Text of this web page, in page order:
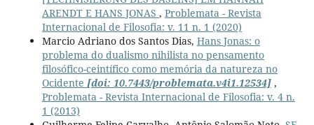
ARENDT E HANS JONAS , Problemata - Revista
Internacional de Filosofia: v. 11 n. 1 (2020)
Marcio Adriano dos Santos Dias, Hans Jonas: o
problema do dualismo nihilista no pensamento
filosófico-ceintífico como memória da natureza no
Ocidente [doi: 10.7443/problemata.v4i1.12534],
Problemata - Revista Internacional de Filosofia: v. 4 n.
1 (2013)